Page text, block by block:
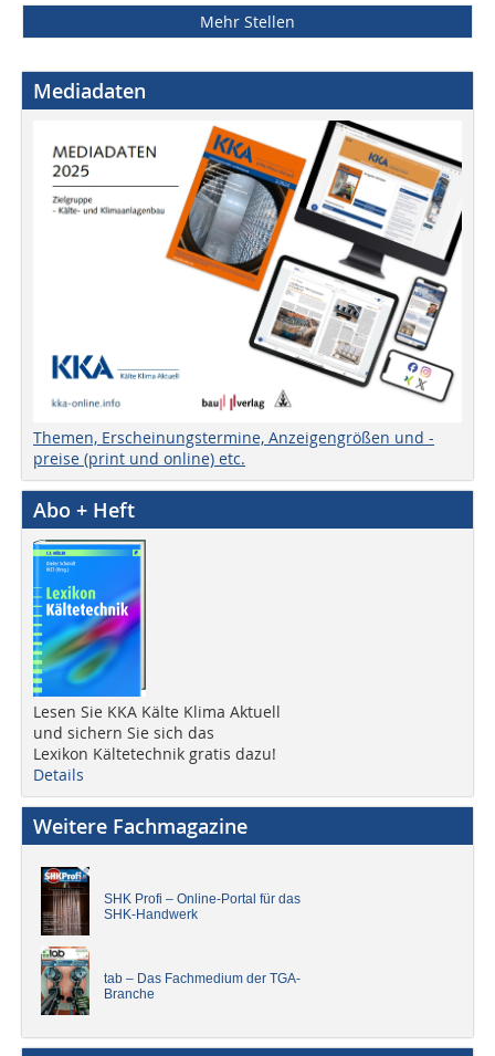
Mehr Stellen
Mediadaten
Themen, Erscheinungstermine, Anzeigengrößen und -
preise (print und online) etc.
Abo + Heft
Lesen Sie KKA Kälte Klima Aktuell
und sichern Sie sich das
Lexikon Kältetechnik gratis dazu!
Details
Weitere Fachmagazine
SHK Profi – Online-Portal für das
SHK-Handwerk
tab – Das Fachmedium der TGA-
Branche